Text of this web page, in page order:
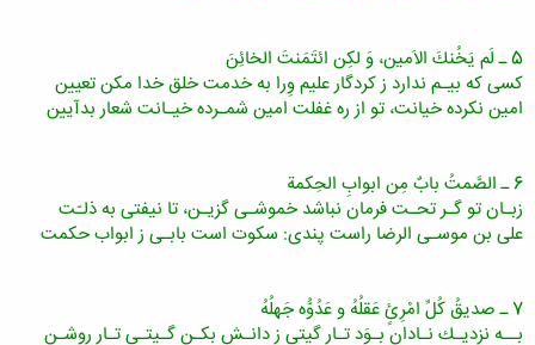
5 ـ لَم یَخُنكَ الاَمین، وَ لكِن ائتَمَنتَ الخائِنَ
كسى كه بیـم ندارد ز كردگار علیم وِرا به خدمت خلق خدا مكن تعیین
امین نكرده خیانت، تو از ره غفلت امین شمـرده خیـانت شعار بدآیین
6 ـ الصَّمتُ بابٌ مِن ابوابِ الحِكمة
زبـان تو گـر تحـت فرمان نباشد خموشـى گزیـن، تا نیفتى به ذلـّت
على بن موسـى الرضا راست پندى: سكوت است بابـى ز ابواب حكمت
7 ـ صدیقُ كُلِّ امْرِئٍ عَقلُهُ و عَدُوُّه جَهلُهُ
بــه نزدیـك نـادان بـوَد تـار گیتى ز دانـش بكـن گـیتـى تـار روشـن